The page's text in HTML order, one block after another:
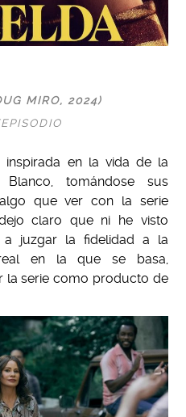
MIRO, 2024)
inspirada en la vida de la
Blanco, tomándose sus
algo que ver con la serie
claro que ni he visto
juzgar la fidelidad a la
en la que se basa,
la serie como producto de